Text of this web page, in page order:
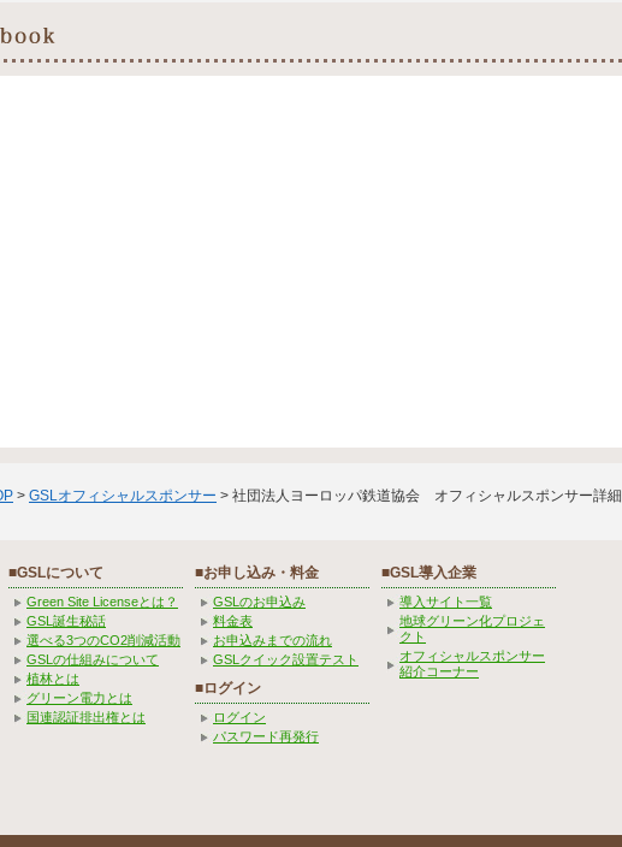
> GSLオフィシャルスポンサー > 社団法人ヨーロッパ鉄道協会 オフィシャルスポンサー詳細
■GSLについて
Green Site Licenseとは？
GSL誕生秘話
選べる3つのCO2削減活動
GSLの仕組みについて
植林とは
グリーン電力とは
国連認証排出権とは
■お申し込み・料金
GSLのお申込み
料金表
お申込みまでの流れ
GSLクイック設置テスト
■ログイン
ログイン
パスワード再発行
■GSL導入企業
導入サイト一覧
地球グリーン化プロジェ
クト
オフィシャルスポンサー
紹介コーナー